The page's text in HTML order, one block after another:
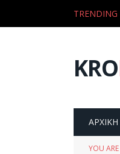
TRENDING
KRO
ΑΡΧΙΚΗ
YOU